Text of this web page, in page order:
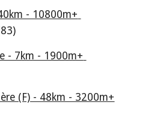
- 10800m+
- 7km - 1900m+
(F) - 48km - 3200m+